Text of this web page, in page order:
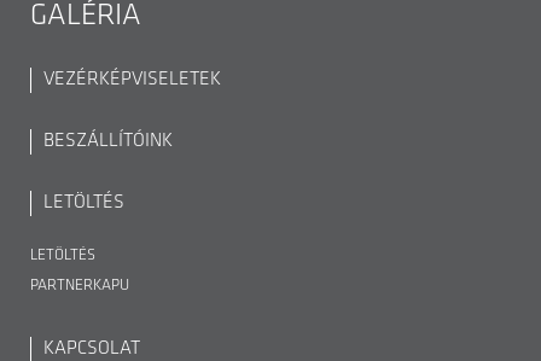
GALÉRIA
VEZÉRKÉPVISELETEK
BESZÁLLÍTÓINK
LETÖLTÉS
LETÖLTÉS
PARTNERKAPU
KAPCSOLAT